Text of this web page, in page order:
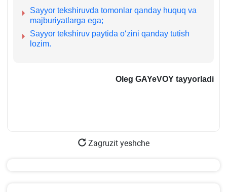
Sayyor tekshiruvda tomonlar qanday huquq va
majburiyatlarga ega;
Sayyor tekshiruv paytida oʻzini qanday tutish
lozim.
Oleg GAYeVOY tayyorladi
Zagruzit yeshche